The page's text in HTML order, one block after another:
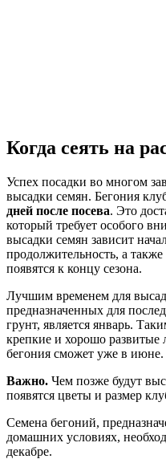
Когда сеять на
Успех посадки во многом
высадки семян. Бегония
дней после посева. Это
который требует особого
высадки семян зависит
продолжительность, а
появятся к концу сезона.
Лучшим временем для
предназначенных для
грунт, является январь.
крепкие и хорошо развитые
бегония сможет уже в июне.
Важно. Чем позже будут
появятся цветы и размер
Семена бегоний,
домашних условиях,
декабре.